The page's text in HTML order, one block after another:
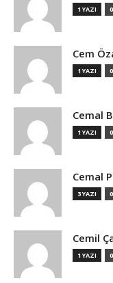
1 YAZI
Cem
1 YAZI
Cemal
1 YAZI
Cemal
3 YAZI
Cemil
1 YAZI